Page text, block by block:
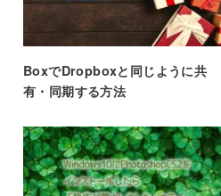
BoxでDropboxと同じように共
有・同期する方法